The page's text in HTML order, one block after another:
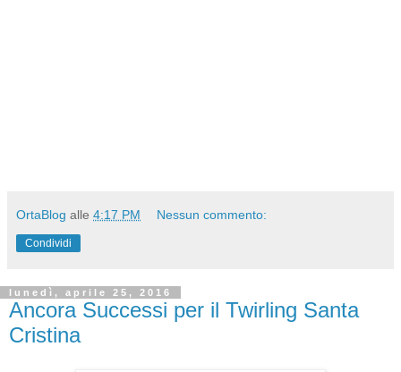
OrtaBlog alle 4:17 PM Nessun commento:
Condividi
lunedì, aprile 25, 2016
Ancora Successi per il Twirling Santa
Cristina